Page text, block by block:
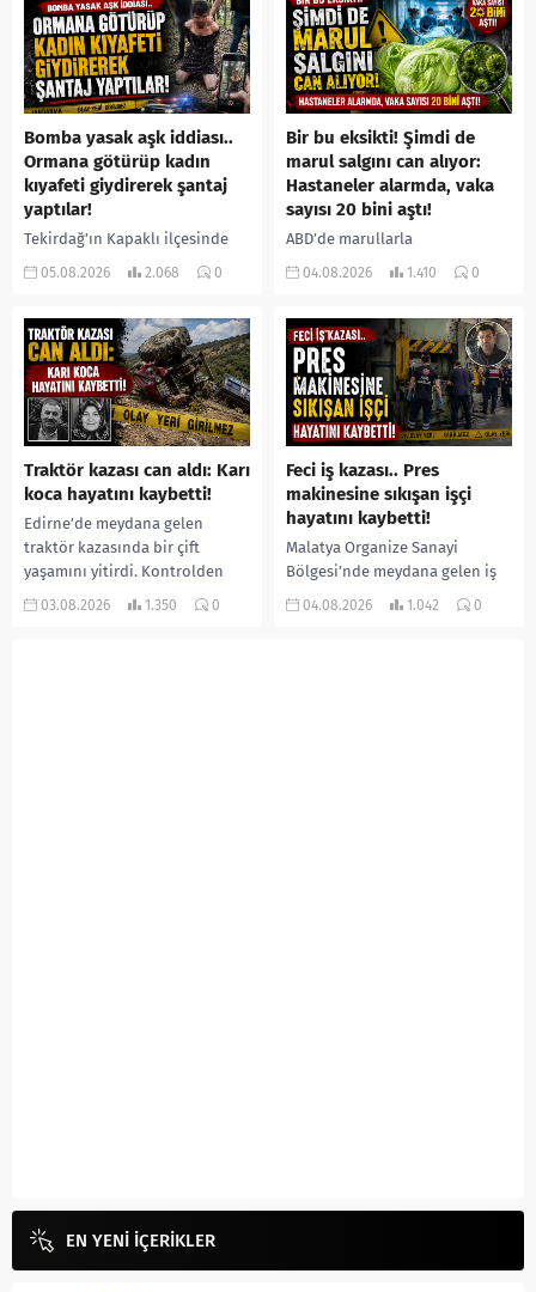
Bomba yasak aşk iddiası..
Ormana götürüp kadın
kıyafeti giydirerek şantaj
yaptılar!
Tekirdağ’ın Kapaklı ilçesinde
bir kişiyi, arkadaşının eşiyle
kadın kıyafetleri giydirdiği,
özür videosu çektirip...
05.08.2026 2.068 0
Bir bu eksikti! Şimdi de
marul salgını can alıyor:
Hastaneler alarmda, vaka
sayısı 20 bini aştı!
ABD’de marullarla
ilişkilendirilen siklospora
salgında vaka sayısının 20 bini
aştığı belirtilirken, sağlık...
04.08.2026 1.410 0
Traktör kazası can aldı: Karı
koca hayatını kaybetti!
Edirne’de meydana gelen
traktör kazasında bir çift
yaşamını yitirdi. Kontrolden
çıkarak devrilen traktörün
03.08.2026 1.350 0
Feci iş kazası.. Pres
makinesine sıkışan işçi
hayatını kaybetti!
Malatya Organize Sanayi
Bölgesi’nde meydana gelen iş
kazasında, pres makinesine
04.08.2026 1.042 0
EN YENİ İÇERİKLER